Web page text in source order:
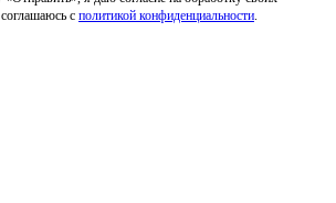
с политикой конфиденциальности